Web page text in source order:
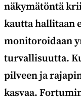
näkymätöntä
kautta hallitaan
monitoroidaan
turvallisuutta.
pilveen ja
kasvaa.